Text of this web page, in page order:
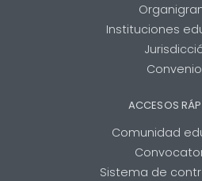
Instituciones
ACCESOS
Comunidad
Sistema de